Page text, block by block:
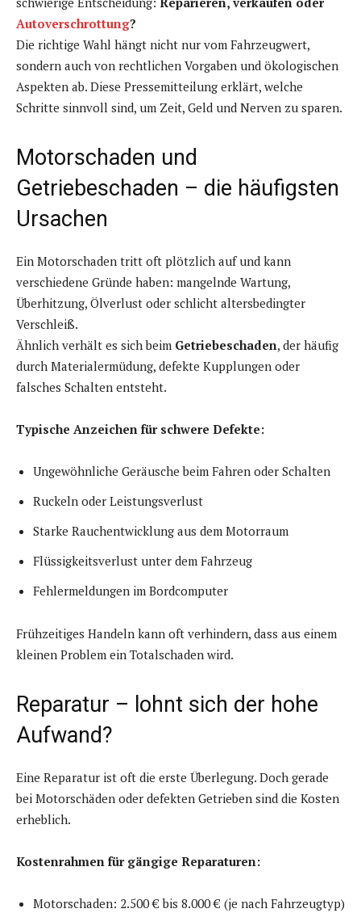
Autoverschrottung?
Die richtige Wahl hängt nicht nur vom Fahrzeugwert,
sondern auch von rechtlichen Vorgaben und ökologischen
Aspekten ab. Diese Pressemitteilung erklärt, welche
Schritte sinnvoll sind, um Zeit, Geld und Nerven zu sparen.
Motorschaden und
Getriebeschaden – die häufigsten
Ursachen
Ein Motorschaden tritt oft plötzlich auf und kann
verschiedene Gründe haben: mangelnde Wartung,
Überhitzung, Ölverlust oder schlicht altersbedingter
Verschleiß.
Ähnlich verhält es sich beim Getriebeschaden, der häufig
durch Materialermüdung, defekte Kupplungen oder
falsches Schalten entsteht.
Typische Anzeichen für schwere Defekte:
Ungewöhnliche Geräusche beim Fahren oder Schalten
Ruckeln oder Leistungsverlust
Starke Rauchentwicklung aus dem Motorraum
Flüssigkeitsverlust unter dem Fahrzeug
Fehlermeldungen im Bordcomputer
Frühzeitiges Handeln kann oft verhindern, dass aus einem
kleinen Problem ein Totalschaden wird.
Reparatur – lohnt sich der hohe
Aufwand?
Eine Reparatur ist oft die erste Überlegung. Doch gerade
bei Motorschäden oder defekten Getrieben sind die Kosten
erheblich.
Kostenrahmen für gängige Reparaturen:
Motorschaden: 2.500 € bis 8.000 € (je nach Fahrzeugtyp)